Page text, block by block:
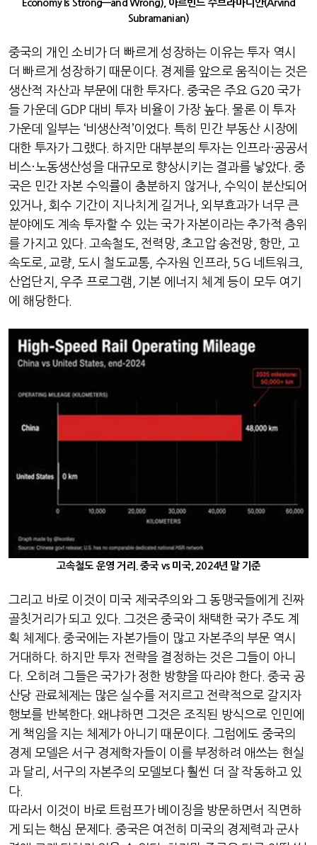
Economy Is Strong—and Wrong), 아르빈드 수브라마니안(Arvind
Subramanian)
중국의 개인 소비가 더 빠르게 성장하는 이유는 투자 역시
더 빠르게 성장하기 때문이다. 경제를 앞으로 움직이는 것은
생산적 자산과 부문에 대한 투자다.중국은 주요 G20국가
들 가운데 GDP 대비 투자 비율이 가장 높다.물론 이 투자
가운데 일부는 ‘비생산적’이었다. 특히 민간 부동산 시장에
대한 투자가 그랬다. 하지만 대부분의 투자는 인프라·공공서
비스·노동생산성을 대규모로 향상시키는 결과를 낳았다.중
국은 민간 자본 수익률이 충분하지 않거나 수익이 분산되어
있거나 ,회수 기간이 지나치게 길거나 ,외부효과가 너무 큰
분야에도 계속 투자할 수 있는 국가 자본이라는 추가적 층위
를 가지고 있다.고속철도, 전력망,초고압 송전망 ,항만 고
속도로 ,교량 도시 철도교통 수자원 인프라, 5G 네트워크,
산업단지
,우주 프로그램 기본 에너지 체계 등이 모두 여기
에 해당한다.
고속철도 운영 거리.중국 vs 미국, 2024년 말 기준
그리고 바로 이것이 미국 제국주의와 그 동맹국들에게 진짜
골칫거리가 되고 있다. 그것은 중국이 채택한 국가 주도 계
획 체제다.중국에는 자본가들이 많고 자본주의 부문 역시
거대하다. 하지만 투자 전략을 결정하는 것은 그들이 아니
다. 오히려 그들은 국가가 정한 방향을 따라야 한다.중국 공
산당 관료체제는 많은 실수를 저지르고 전략적으로 갈지자
행보를 반복한다.왜냐하면 그것은 조직된 방식으로 인민에
게 책임을 지는 체제가 아니기 때문이다. 그럼에도 중국의
경제 모델은 서구 경제학자들이 이를 부정하려 애쓰는 현실
과 달리
서구의 자본주의 모델보다 훨씬 더 잘 작동하고 있
다.
따라서 이것이 바로 트럼프가 베이징을 방문하면서 직면하
게 되는 핵심 문제다. 중국은 여전히 미국의 경제력과 군사